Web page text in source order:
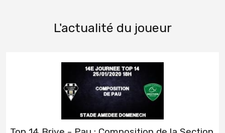
L'actualité du joueur